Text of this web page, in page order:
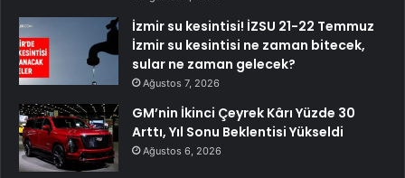
İzmir su kesintisi! İZSU 21-22 Temmuz
İzmir su kesintisi ne zaman bitecek,
sular ne zaman gelecek?
Ağustos 7, 2026
GM’nin İkinci Çeyrek Kârı Yüzde 30
Arttı, Yıl Sonu Beklentisi Yükseldi
Ağustos 6, 2026